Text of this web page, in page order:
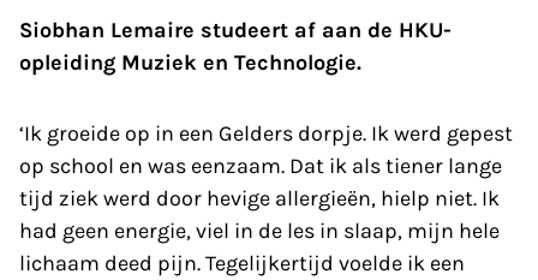
Siobhan Lemaire studeert af aan de HKU-
opleiding Muziek en Technologie.
‘Ik groeide op in een Gelders dorpje. Ik werd gepest
op school en was eenzaam. Dat ik als tiener lange
tijd ziek werd door hevige allergieën, hielp niet. Ik
had geen energie, viel in de les in slaap, mijn hele
lichaam deed pijn. Tegelijkertijd voelde ik een